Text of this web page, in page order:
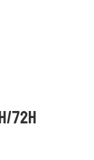
72h